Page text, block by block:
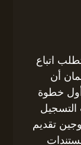
اتباع
أن
أول خطوة
تقديم